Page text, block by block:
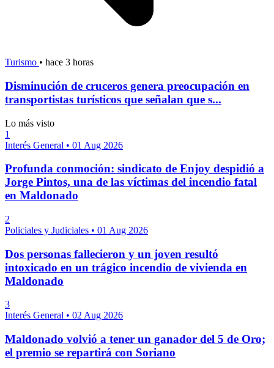
Turismo • hace 3 horas
Disminución de cruceros genera preocupación en
transportistas turísticos que señalan que s...
Lo más visto
1
Interés General • 01 Aug 2026
Profunda conmoción: sindicato de Enjoy despidió a
Jorge Pintos, una de las víctimas del incendio fatal
en Maldonado
2
Policiales y Judiciales • 01 Aug 2026
Dos personas fallecieron y un joven resultó
intoxicado en un trágico incendio de vivienda en
Maldonado
3
Interés General • 02 Aug 2026
Maldonado volvió a tener un ganador del 5 de Oro;
el premio se repartirá con Soriano